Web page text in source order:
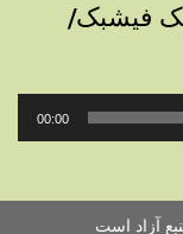
فیشبک/
00:00
آزاد است